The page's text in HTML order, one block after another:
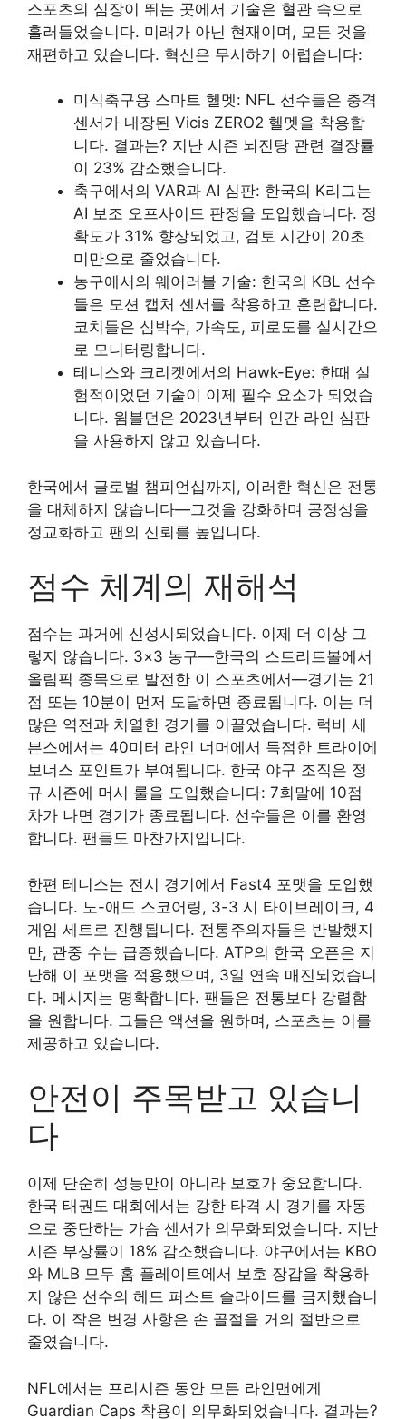
스포츠의 심장이 뛰는 곳에서 기술은 혈관 속으로
흘러들었습니다. 미래가 아닌 현재이며, 모든 것을
재편하고 있습니다. 혁신은 무시하기 어렵습니다:
미식축구용 스마트 헬멧: NFL 선수들은 충격
센서가 내장된 Vicis ZERO2 헬멧을 착용합
니다. 결과는? 지난 시즌 뇌진탕 관련 결장률
이 23% 감소했습니다.
축구에서의 VAR과 AI 심판: 한국의 K리그는
AI 보조 오프사이드 판정을 도입했습니다. 정
확도가 31% 향상되었고, 검토 시간이 20초
미만으로 줄었습니다.
농구에서의 웨어러블 기술: 한국의 KBL 선수
들은 모션 캡처 센서를 착용하고 훈련합니다.
코치들은 심박수, 가속도, 피로도를 실시간으
로 모니터링합니다.
테니스와 크리켓에서의 Hawk-Eye: 한때 실
험적이었던 기술이 이제 필수 요소가 되었습
니다. 윔블던은 2023년부터 인간 라인 심판
을 사용하지 않고 있습니다.
한국에서 글로벌 챔피언십까지, 이러한 혁신은 전통
을 대체하지 않습니다—그것을 강화하며 공정성을
정교화하고 팬의 신뢰를 높입니다.
점수 체계의 재해석
점수는 과거에 신성시되었습니다. 이제 더 이상 그
렇지 않습니다. 3×3 농구—한국의 스트리트볼에서
올림픽 종목으로 발전한 이 스포츠에서—경기는 21
점 또는 10분이 먼저 도달하면 종료됩니다. 이는 더
많은 역전과 치열한 경기를 이끌었습니다. 럭비 세
븐스에서는 40미터 라인 너머에서 득점한 트라이에
보너스 포인트가 부여됩니다. 한국 야구 조직은 정
규 시즌에 머시 룰을 도입했습니다: 7회말에 10점
차가 나면 경기가 종료됩니다. 선수들은 이를 환영
합니다. 팬들도 마찬가지입니다.
한편 테니스는 전시 경기에서 Fast4 포맷을 도입했
습니다. 노-애드 스코어링, 3-3 시 타이브레이크, 4
게임 세트로 진행됩니다. 전통주의자들은 반발했지
만, 관중 수는 급증했습니다. ATP의 한국 오픈은 지
난해 이 포맷을 적용했으며, 3일 연속 매진되었습니
다. 메시지는 명확합니다. 팬들은 전통보다 강렬함
을 원합니다. 그들은 액션을 원하며, 스포츠는 이를
제공하고 있습니다.
안전이 주목받고 있습니
다
이제 단순히 성능만이 아니라 보호가 중요합니다.
한국 태권도 대회에서는 강한 타격 시 경기를 자동
으로 중단하는 가슴 센서가 의무화되었습니다. 지난
시즌 부상률이 18% 감소했습니다. 야구에서는 KBO
와 MLB 모두 홈 플레이트에서 보호 장갑을 착용하
지 않은 선수의 헤드 퍼스트 슬라이드를 금지했습니
다. 이 작은 변경 사항은 손 골절을 거의 절반으로
줄였습니다.
NFL에서는 프리시즌 동안 모든 라인맨에게
Guardian Caps 착용이 의무화되었습니다. 결과는?